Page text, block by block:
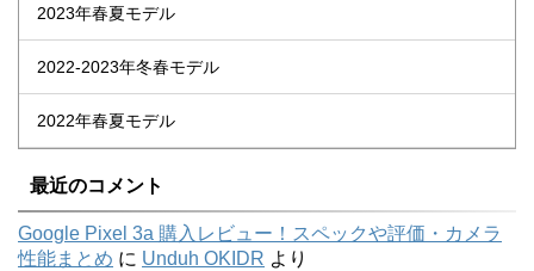
2023年春夏モデル
2022-2023年冬春モデル
2022年春夏モデル
最近のコメント
Google Pixel 3a 購入レビュー！スペックや評価・カメラ
性能まとめ に Unduh OKIDR より